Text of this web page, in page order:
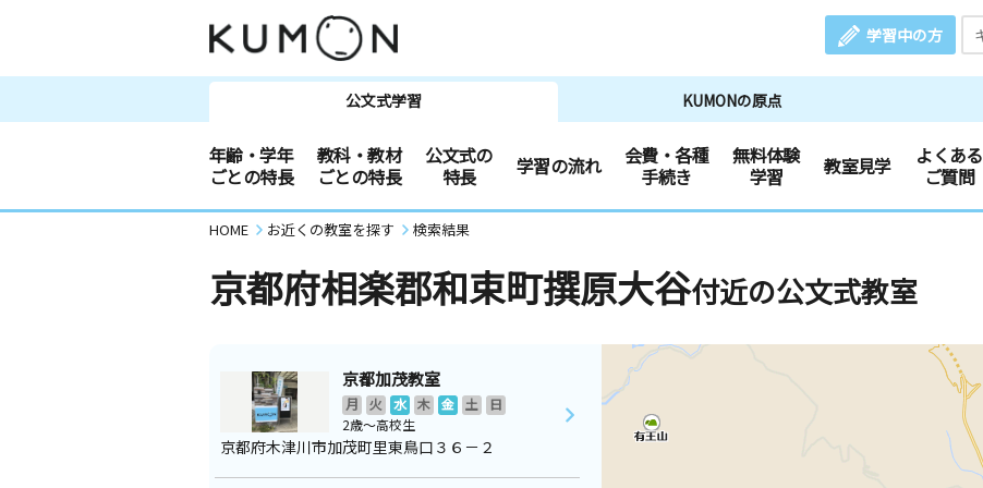
学習中の方
公文式学習 KUMONの原点
年齢・学年
ごとの特長
教科・教材
ごとの特長
公文式の
特長
学習の流れ
会費・各種
手続き
無料体験
学習
教室見学
よくある
ご質問
HOME お近くの教室を探す 検索結果
京都府相楽郡和束町撰原大谷付近の公文式教室
京都加茂教室
月 火 水 木 金 土
日
2歳～高校生
京都府木津川市加茂町里東鳥口３６－２